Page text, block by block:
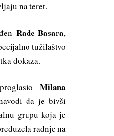
na teret.
Rade Basara,
tužilaštvo
dokaza.
Milana
da je bivši
grupu koja je
radnje na